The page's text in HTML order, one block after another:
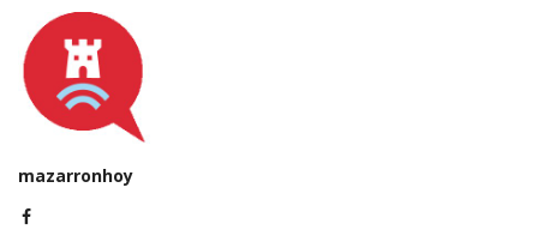
mazarronhoy